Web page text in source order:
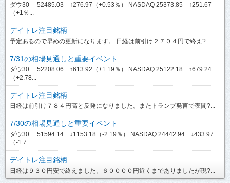
ダウ30 52485.03 ↑276.97（+0.53％） NASDAQ 25373.85 ↑251.67
（+1％...
デイトレ注目銘柄
予定あるので早めの更新になります。 日経は前引け２７０４円で終え?...
7/31の相場見通しと重要イベント
ダウ30 52208.06 ↑613.92（+1.19％） NASDAQ 25122.18 ↑679.24
（+2.78...
デイトレ注目銘柄
日経は前引け７８４円高と反発になりました。またトランプ発言で夜間?...
7/30の相場見通しと重要イベント
ダウ30 51594.14 ↓1153.18（-2.19％） NASDAQ 24442.94 ↓433.97
（-1.7...
デイトレ注目銘柄
日経は９３０円安で終えました。６００００円近くまでありましたが現?...